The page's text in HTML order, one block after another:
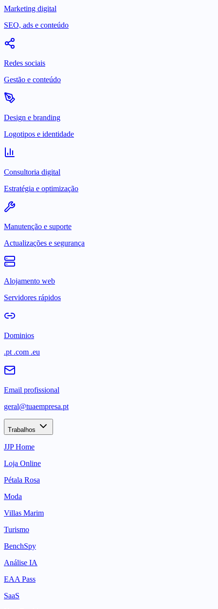
Marketing digital
SEO, ads e conteúdo
Redes sociais
Gestão e conteúdo
Design e branding
Logotipos e identidade
Consultoria digital
Estratégia e optimização
Manutenção e suporte
Actualizações e segurança
Alojamento web
Servidores rápidos
Dominios
.pt .com .eu
Email profissional
geral@tuaempresa.pt
Trabalhos
JJP Home
Loja Online
Pétala Rosa
Moda
Villas Marim
Turismo
BenchSpy
Análise IA
EAA Pass
SaaS